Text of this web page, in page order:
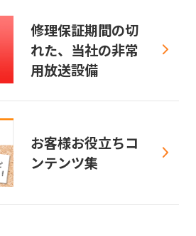
修理保証期間の切
れた、当社の非常
用放送設備
お客様お役立ちコ
ンテンツ集